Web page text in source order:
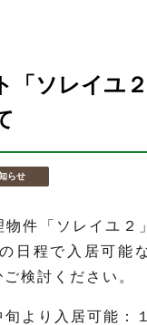
「ソレイユ
らせ
物件「ソレイユ２
日程で入居可能
検討ください。
旬より入居可能：